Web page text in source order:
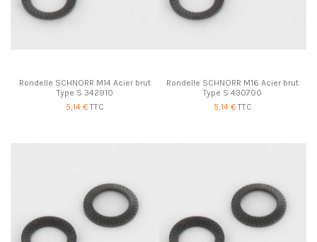
Rondelle SCHNORR M14 Acier brut
Type S 342910
5,14 €TTC
Rondelle SCHNORR M16 Acier brut
Type S 430700
5,14 €TTC